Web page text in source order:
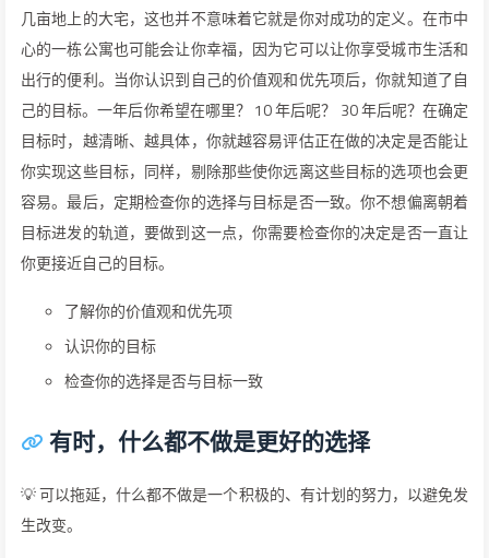
几亩地上的大宅，这也并不意味着它就是你对成功的定义。在市中
心的一栋公寓也可能会让你幸福，因为它可以让你享受城市生活和
出行的便利。当你认识到自己的价值观和优先项后，你就知道了自
己的目标。一年后你希望在哪里？ 10 年后呢？ 30 年后呢？在确定
目标时，越清晰、越具体，你就越容易评估正在做的决定是否能让
你实现这些目标，同样，剔除那些使你远离这些目标的选项也会更
容易。最后，定期检查你的选择与目标是否一致。你不想偏离朝着
目标进发的轨道，要做到这一点，你需要检查你的决定是否一直让
你更接近自己的目标。
了解你的价值观和优先项
认识你的目标
检查你的选择是否与目标一致
有时，什么都不做是更好的选择
💡 可以拖延，什么都不做是一个积极的、有计划的努力，以避免发
生改变。